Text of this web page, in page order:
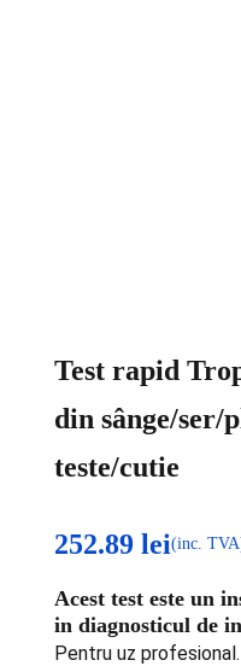
Test rapid
din sânge/ser/
teste/cutie
252.89 lei(inc.
Acest test este un
in diagnosticul de
Pentru uz profesional.